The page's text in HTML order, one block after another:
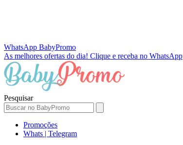
WhatsApp BabyPromo
As melhores ofertas do dia! Clique e receba no WhatsApp
Pesquisar
Promoções
Whats | Telegram